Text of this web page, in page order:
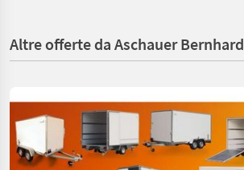
Altre offerte da Aschauer Bernhard